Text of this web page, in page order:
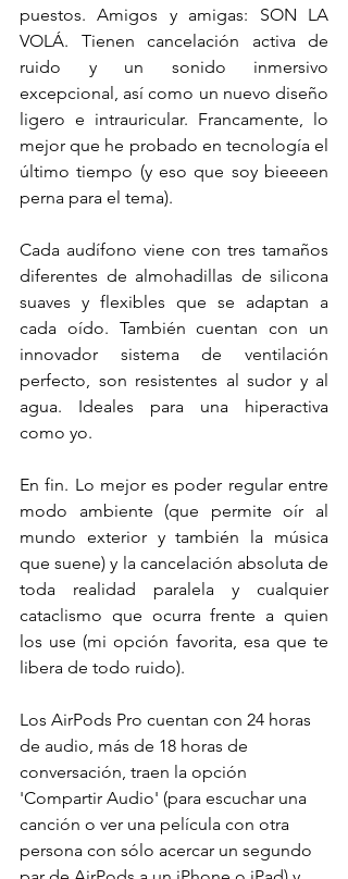
puestos. Amigos y amigas: SON LA
VOLÁ. Tienen cancelación activa de
ruido y un sonido inmersivo
excepcional, así como un nuevo diseño
ligero e intrauricular. Francamente, lo
mejor que he probado en tecnología el
último tiempo (y eso que soy bieeeen
perna para el tema).
Cada audífono viene con tres tamaños
diferentes de almohadillas de silicona
suaves y flexibles que se adaptan a
cada oído. También cuentan con un
innovador sistema de ventilación
perfecto, son resistentes al sudor y al
agua. Ideales para una hiperactiva
como yo.
En fin. Lo mejor es poder regular entre
modo ambiente (que permite oír al
mundo exterior y también la música
que suene) y la cancelación absoluta de
toda realidad paralela y cualquier
cataclismo que ocurra frente a quien
los use (mi opción favorita, esa que te
libera de todo ruido).
Los AirPods Pro cuentan con 24 horas
de audio, más de 18 horas de
conversación, traen la opción
'Compartir Audio' (para escuchar una
canción o ver una película con otra
persona con sólo acercar un segundo